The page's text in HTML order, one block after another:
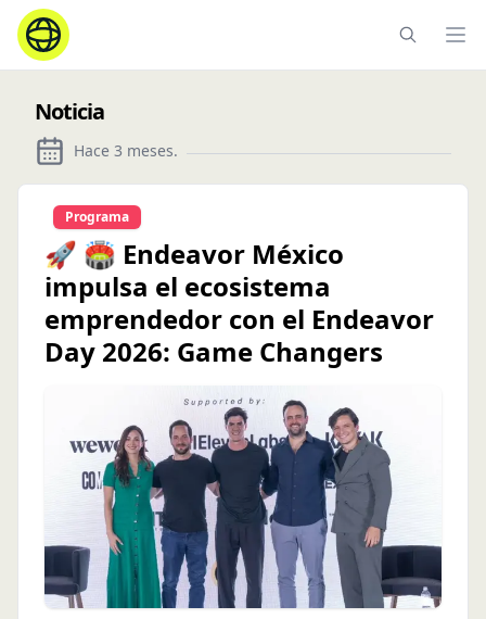
Noticia
Hace 3 meses.
Programa
🚀 🏟️ Endeavor México
impulsa el ecosistema
emprendedor con el Endeavor
Day 2026: Game Changers